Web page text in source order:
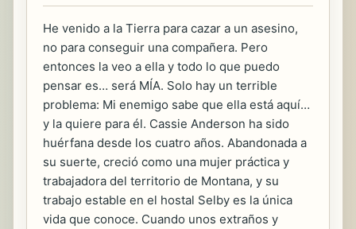
He venido a la Tierra para cazar a un asesino,
no para conseguir una compañera. Pero
entonces la veo a ella y todo lo que puedo
pensar es… será MÍA. Solo hay un terrible
problema: Mi enemigo sabe que ella está aquí…
y la quiere para él. Cassie Anderson ha sido
huérfana desde los cuatro años. Abandonada a
su suerte, creció como una mujer práctica y
trabajadora del territorio de Montana, y su
trabajo estable en el hostal Selby es la única
vida que conoce. Cuando unos extraños y